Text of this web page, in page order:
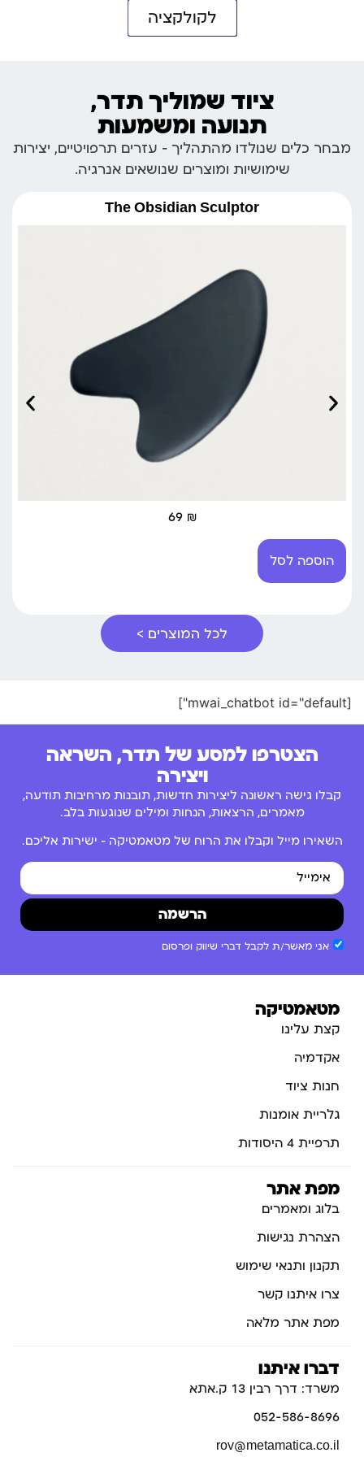
לקולקציה
ציוד שמוליך תדר,
תנועה ומשמעות
מבחר כלים שנולדו מהתהליך – עזרים תרפויטיים, יצירות
שימושיות ומוצרים שנושאים אנרגיה.
The Obsidian Sculptor
69 ₪
הוספה לסל
לכל המוצרים >
[mwai_chatbot id="default"]
הצטרפו למסע של תדר, השראה
ויצירה
קבלו גישה ראשונה ליצירות חדשות, תובנות מרחיבות תודעה,
מאמרים, הרצאות, הנחות ומילים שנוגעות בלב.
השאירו מייל וקבלו את הרוח של מטאמטיקה – ישירות אליכם.
אני מאשר/ת לקבל דברי שיווק ופרסום
הרשמה
מטאמטיקה
קצת עלינו
אקדמיה
חנות ציוד
גלריית אומנות
תרפיית 4 היסודות
מפת אתר
בלוג ומאמרים
הצהרת נגישות
תקנון ותנאי שימוש
צרו איתנו קשר
מפת אתר מלאה
דברו איתנו
משרד: דרך רבין 13 ק.אתא
052-586-8696
rov@metamatica.co.il